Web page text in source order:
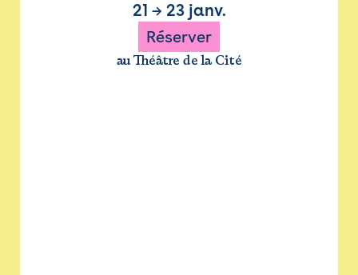
21 → 23 janv.
Réserver
au Théâtre de la Cité